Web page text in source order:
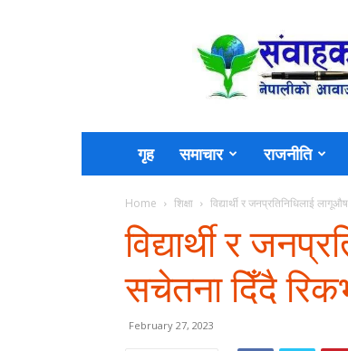
Sambahak
गृह समाचार राजनीति
Home शिक्षा विद्यार्थी र जनप्रतिनिधिलाई
विद्यार्थी र
सचेतना दिँदै
February 27, 2023